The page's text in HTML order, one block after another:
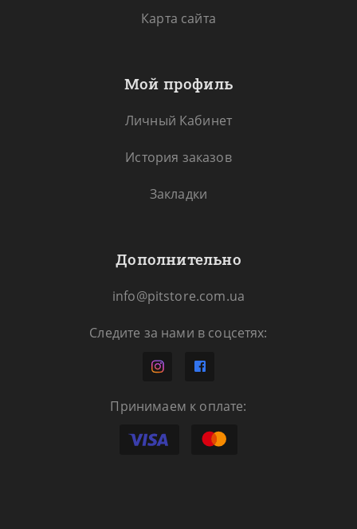
Карта сайта
Мой профиль
Личный Кабинет
История заказов
Закладки
Дополнительно
info@pitstore.com.ua
Следите за нами в соцсетях:
Принимаем к оплате: